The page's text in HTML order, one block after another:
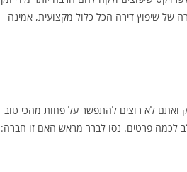
של שיפוץ דירה הכל כלול מקצועית, אמינה
ואתם לא רוצים להתפשר על פחות מהכי טוב
לכמה פרטים. נסו לברר מראש האם זו חברה: